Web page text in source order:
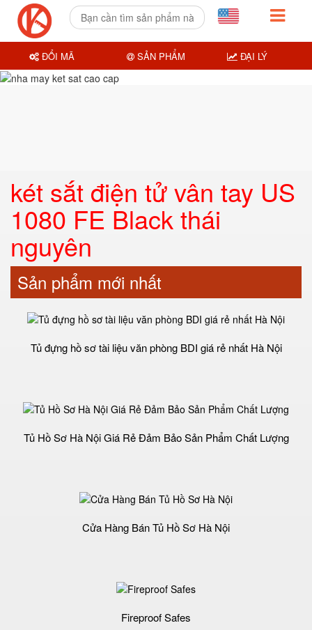
két sắt điện tử vân tay US
1080 FE Black thái
nguyên
Sản phẩm mới nhất
Tủ đựng hồ sơ tài liệu văn phòng BDI giá rẻ nhất Hà Nội
Tủ Hồ Sơ Hà Nội Giá Rẻ Đảm Bảo Sản Phẩm Chất Lượng‎
Cửa Hàng Bán Tủ Hồ Sơ Hà Nội
Fireproof Safes
ĐỔI MÃ SẢN PHẨM ĐẠI LÝ